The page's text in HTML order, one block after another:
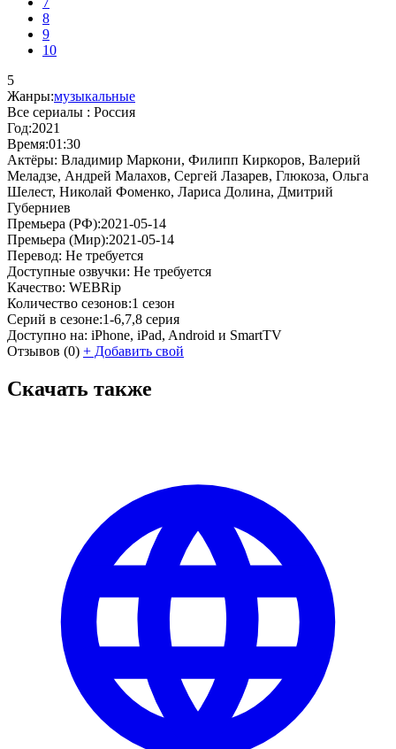
8
9
10
5
Жанры:музыкальные
Все сериалы : Россия
Год:2021
Время:01:30
Актёры: Владимир Маркони, Филипп Киркоров, Валерий
Меладзе, Андрей Малахов, Сергей Лазарев, Глюкоза, Ольга
Шелест, Николай Фоменко, Лариса Долина, Дмитрий
Губерниев
Премьера (РФ):2021-05-14
Премьера (Мир):2021-05-14
Перевод: Не требуется
Доступные озвучки: Не требуется
Качество: WEBRip
Количество сезонов:1 сезон
Серий в сезоне:1-6,7,8 серия
Доступно на: iPhone, iPad, Android и SmartTV
Отзывов (0) + Добавить свой
Скачать также